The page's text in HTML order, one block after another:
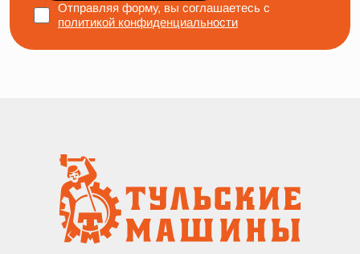
Отправляя форму, вы соглашаетесь с
политикой конфиденциальности